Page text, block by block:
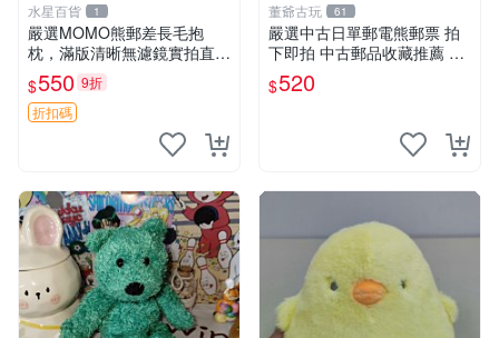
水星百貨 1
嚴選MOMO熊郵差長毛抱
枕，滿版清晰無濾鏡實拍直
銷。每周新品到貨，不容錯
過！ 郵差熊 長毛 抱枕
$550 9折
折扣碼
董爺古玩 61
嚴選中古日單郵電熊郵票 拍
下即拍 中古郵品收藏推薦 郵
票 郵電熊 日本
$520